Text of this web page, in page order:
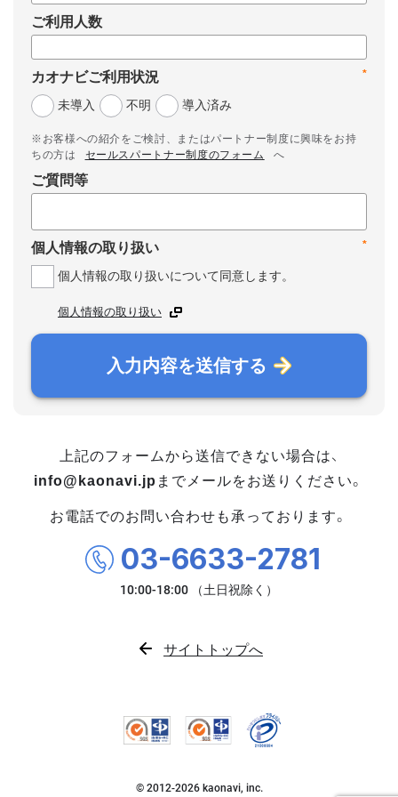
ご利用人数
*
カオナビご利用状況
未導入
不明 導入済み
※お客様への紹介をご検討、またはパートナー制度に興味をお持
ちの方は
セールスパートナー制度のフォーム へ
ご質問等
*
個人情報の取り扱い
個人情報の取り扱いについて同意します。
個人情報の取り扱い
入力内容を送信する
上記のフォームから送信できない場合は、
info@kaonavi.jp までメールをお送りください。
お電話でのお問い合わせも承っております。
03-6633-2781
サイトトップへ
© 2012-2026kaonavi, inc.